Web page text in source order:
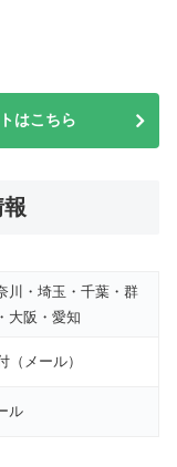
はこちら
川・埼玉・千葉・群
大阪・愛知
（メール）
ル